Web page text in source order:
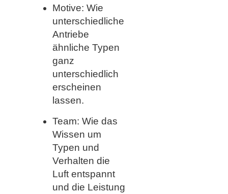
Motive: Wie
unterschiedliche
Antriebe
ähnliche Typen
ganz
unterschiedlich
erscheinen
lassen.
Team: Wie das
Wissen um
Typen und
Verhalten die
Luft entspannt
und die Leistung